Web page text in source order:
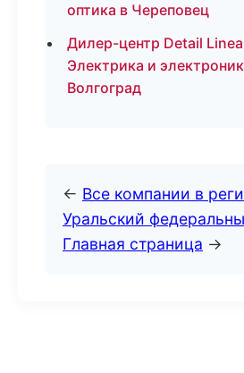
оптика в Череповец
Дилер-центр Detail
Электрика и
Волгоград
← Все компании в
Уральский
Главная страница →